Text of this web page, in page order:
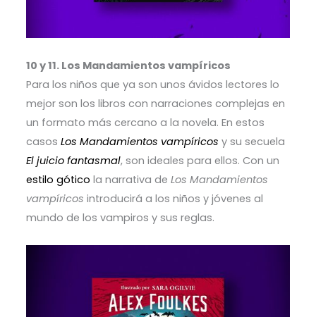
10 y 11. Los Mandamientos vampíricos
Para los niños que ya son unos ávidos lectores lo
mejor son los libros con narraciones complejas en
un formato más cercano a la novela. En estos
casos Los Mandamientos vampíricos y su secuela
El juicio fantasmal, son ideales para ellos. Con un
estilo gótico la narrativa de Los Mandamientos
vampíricos introducirá a los niños y jóvenes al
mundo de los vampiros y sus reglas.